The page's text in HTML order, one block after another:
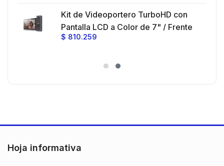
Kit de Videoportero TurboHD con
Pantalla LCD a Color de 7" / Frente
de Calle para Exterior de
)130° de Visión (Gran Angular)
$ 810.259
Hoja informativa